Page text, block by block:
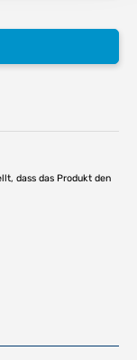
dass das Produkt den